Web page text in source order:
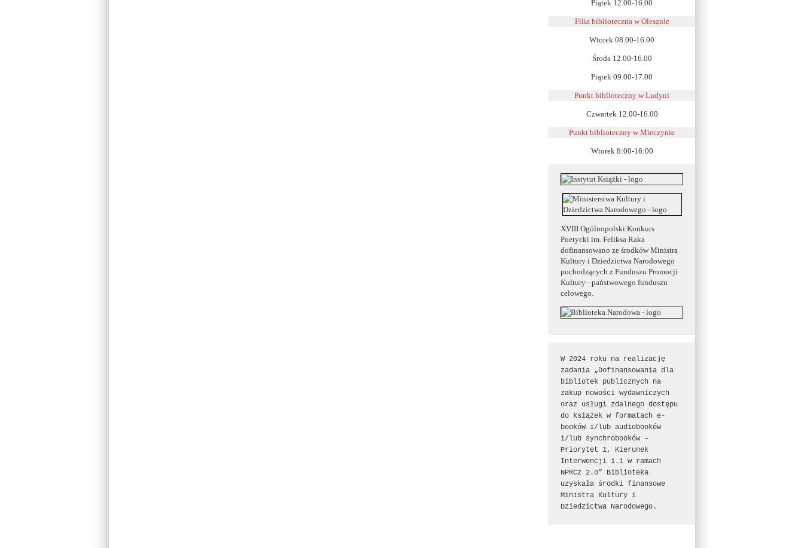
Piątek 12.00-16.00
Filia biblioteczna w Olesznie
Wtorek 08.00-16.00
Środa 12.00-16.00
Piątek 09.00-17.00
Punkt biblioteczny w Ludyni
Czwartek 12.00-16.00
Punkt biblioteczny w Mieczynie
Wtorek 8:00-16:00
XVIII Ogólnopolski Konkurs
Poetycki im. Feliksa Raka
dofinansowano ze środków Ministra
Kultury i Dziedzictwa Narodowego
pochodzących z Funduszu Promocji
Kultury –państwowego funduszu
celowego.
W 2024 roku na realizację
zadania „Dofinansowania dla
bibliotek publicznych na
zakup nowości wydawniczych
oraz usługi zdalnego dostępu
do książek w formatach e-
booków i/lub audiobooków
i/lub synchrobooków –
Priorytet 1, Kierunek
Interwencji 1.1 w ramach
NPRCz 2.0” Biblioteka
uzyskała środki finansowe
Ministra Kultury i
Dziedzictwa Narodowego.